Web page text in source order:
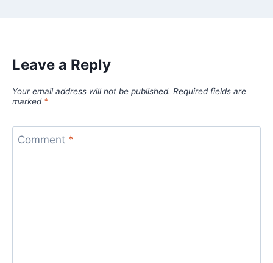
Leave a Reply
Your email address will not be published. Required fields are
marked *
Comment *